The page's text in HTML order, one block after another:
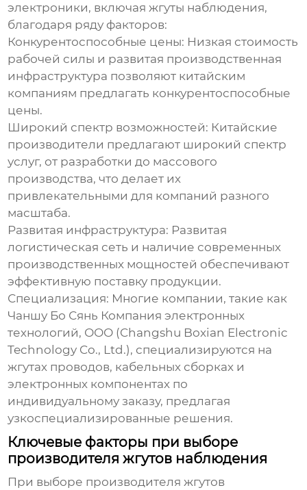
электроники, включаяжгуты наблюдения,
благодаря ряду факторов:
Конкурентоспособные цены: Низкая стоимость
рабочей силы и развитая производственная
инфраструктура позволяют китайским
компаниям предлагать конкурентоспособные
цены.
Широкий спектр возможностей: Китайские
производители предлагают широкий спектр
услуг, от разработки до массового
производства, что делает их
привлекательными для компаний разного
масштаба.
Развитая инфраструктура: Развитая
логистическая сеть и наличие современных
производственных мощностей обеспечивают
эффективную поставку продукции.
Специализация: Многие компании, такие как
Чаншу Бо Сянь Компания электронных
технологий, ООО (Changshu Boxian Electronic
Technology Co., Ltd.), специализируются на
жгутах проводов, кабельных сборках и
электронных компонентах по
индивидуальному заказу, предлагая
узкоспециализированные решения.
Ключевые факторы при выборе
производителя жгутов наблюдения
При выборе производителя жгутов